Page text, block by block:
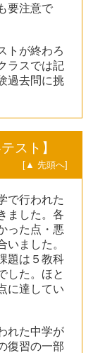
要注意で
トが終わろ
ラスでは記
過去問に挑
スト】
[▲ 先頭へ]
で行われた
ました。各
った点・悪
ました。
題は５教科
した。ほと
に達してい
れた中学が
復習の一部